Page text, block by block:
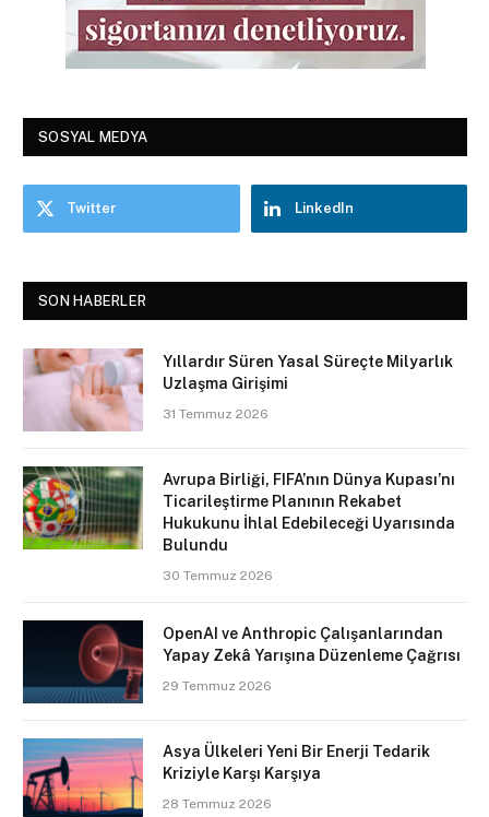
SOSYAL MEDYA
Twitter LinkedIn
SON HABERLER
Yıllardır Süren Yasal Süreçte Milyarlık
Uzlaşma Girişimi
31 Temmuz 2026
Avrupa Birliği, FIFA’nın Dünya Kupası’nı
Ticarileştirme Planının Rekabet
Hukukunu İhlal Edebileceği Uyarısında
Bulundu
30 Temmuz 2026
OpenAI ve Anthropic Çalışanlarından
Yapay Zekâ Yarışına Düzenleme Çağrısı
29 Temmuz 2026
Asya Ülkeleri Yeni Bir Enerji Tedarik
Kriziyle Karşı Karşıya
28 Temmuz 2026